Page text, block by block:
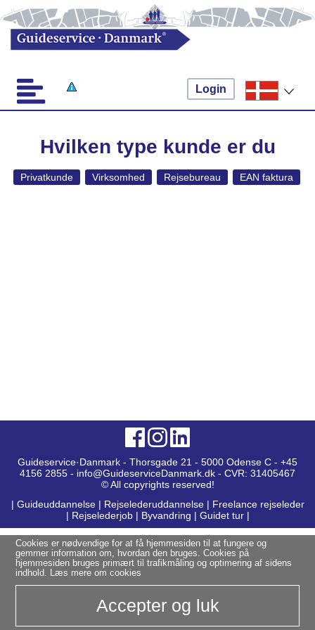
Login
Hvilken type kunde er du
Privatkunde Virksomhed Rejsebureau EAN faktura
Guideservice·Danmark - Thorsgade 21 - 5000 Odense C - +45
4156 2855 - info@GuideserviceDanmark.dk - CVR: 31405467
© All copyrights reserved!
| Guideuddannelse | Rejselederuddannelse | Freelance rejseleder
| Rejselederjob| Byvandring | Guidet tur|
Cookies er nødvendige for at få hjemmesiden til at fungere og
gemmer information om, hvordan den bruges. Cookies på
hjemmesiden bruges primært til trafikmåling og optimering af sidens
indhold. Læs mere om cookies
Accepter og luk